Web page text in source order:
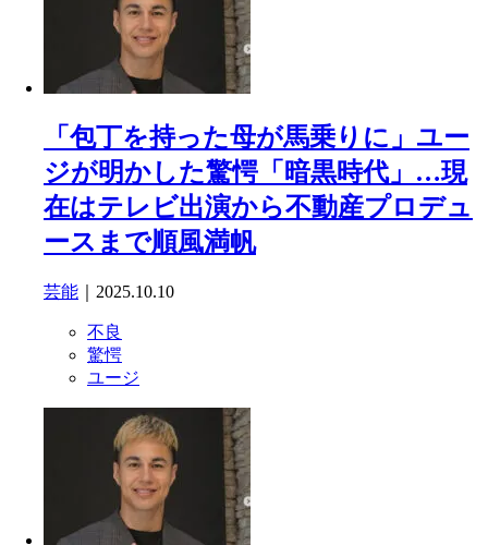
「包丁を持った母が馬乗りに」ユー
ジが明かした驚愕「暗黒時代」…現
在はテレビ出演から不動産プロデュ
ースまで順風満帆
芸能 ｜2025.10.10
不良
驚愕
ユージ